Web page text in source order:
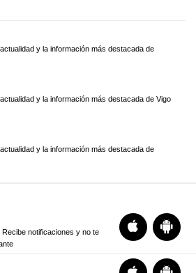
y la información más destacada de
y la información más destacada de Vigo
y la información más destacada de
notificaciones y no te